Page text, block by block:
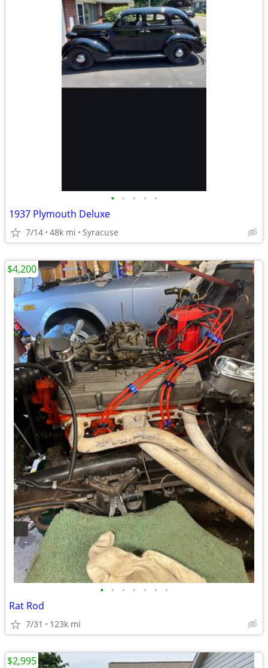
• • • • •
1937 Plymouth Deluxe
7/14 48k mi Syracuse
• • • • • • •
Rat Rod
7/31 123k mi
$4,200
$2,995